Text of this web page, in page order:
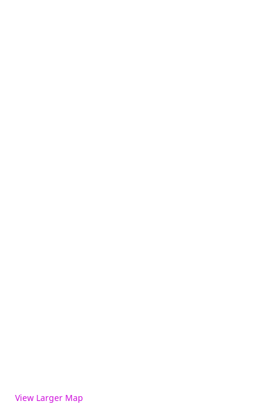
View Larger Map